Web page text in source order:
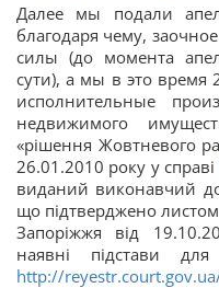
Далее мы подали
благодаря чему,
силы (до момента
сути), а мы в это время
исполнительные
недвижимого
«рішення Жовтневого
26.01.2010 року у справі
виданий виконавчий
що підтверджено
Запоріжжя від
наявні підстави
http://